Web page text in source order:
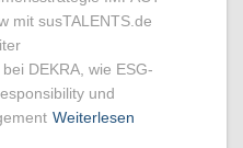
mit susTALENTS.de
DEKRA, wie ESG-
und
Weiterlesen